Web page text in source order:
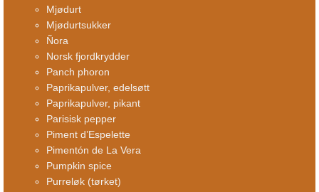
Mjødurt
Mjødurtsukker
Ñora
Norsk fjordkrydder
Panch phoron
Paprikapulver, edelsøtt
Paprikapulver, pikant
Parisisk pepper
Piment d’Espelette
Pimentón de La Vera
Pumpkin spice
Purreløk (tørket)